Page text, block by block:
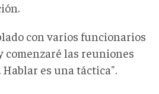
con varios funcionarios
comenzaré las reuniones
es una táctica".